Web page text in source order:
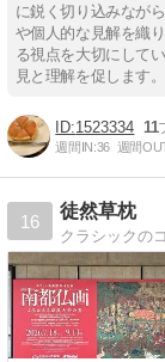
に鋭く切り込みなが
や個人的な見解を織
る視点を大切にして
見と理解を促します。
1523334 11
週間IN:36 週間
16
徒然草枕